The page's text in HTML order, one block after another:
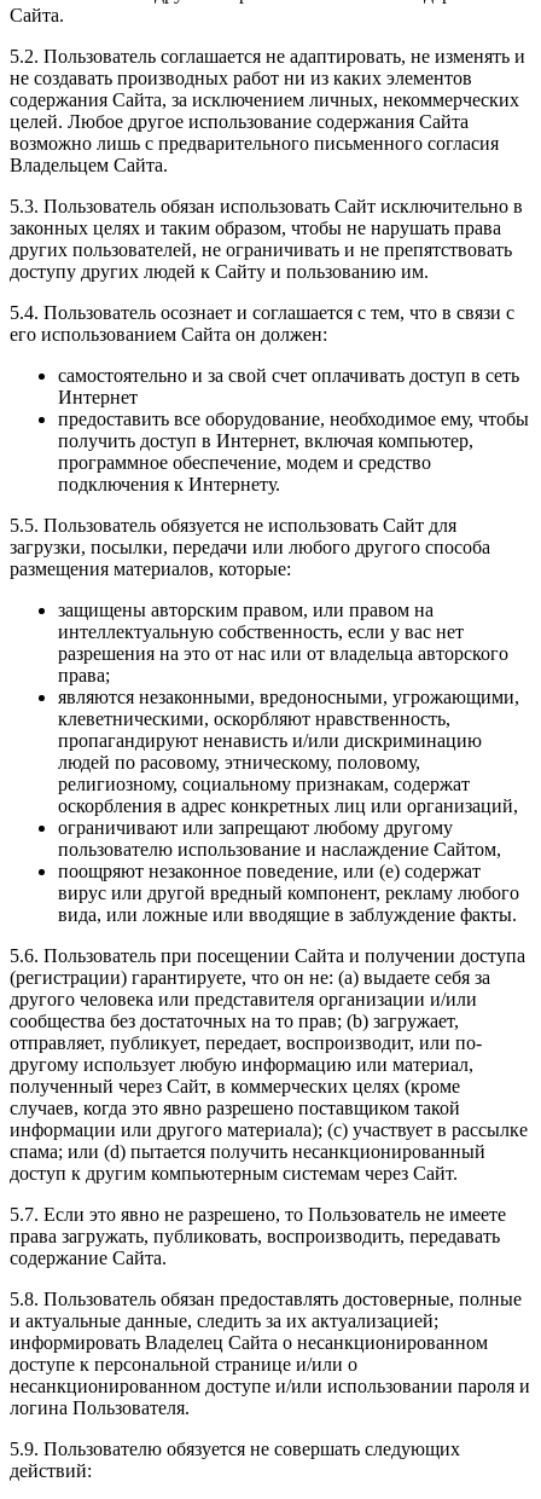
Сайта.
5.2. Пользователь соглашается не адаптировать, не изменять и
не создавать производных работ ни из каких элементов
содержания Сайта, за исключением личных, некоммерческих
целей. Любое другое использование содержания Сайта
возможно лишь с предварительного письменного согласия
Владельцем Сайта.
5.3. Пользователь обязан использовать Сайт исключительно в
законных целях и таким образом, чтобы не нарушать права
других пользователей, не ограничивать и не препятствовать
доступу других людей к Сайту и пользованию им.
5.4. Пользователь осознает и соглашается с тем, что в связи с
его использованием Сайта он должен:
самостоятельно и за свой счет оплачивать доступ в сеть
Интернет
предоставить все оборудование, необходимое ему, чтобы
получить доступ в Интернет, включая компьютер,
программное обеспечение, модем и средство
подключения к Интернету.
5.5. Пользователь обязуется не использовать Сайт для
загрузки, посылки, передачи или любого другого способа
размещения материалов, которые:
защищены авторским правом, или правом на
интеллектуальную собственность, если у вас нет
разрешения на это от нас или от владельца авторского
права;
являются незаконными, вредоносными, угрожающими,
клеветническими, оскорбляют нравственность,
пропагандируют ненависть и/или дискриминацию
людей по расовому, этническому, половому,
религиозному, социальному признакам, содержат
оскорбления в адрес конкретных лиц или организаций,
ограничивают или запрещают любому другому
пользователю использование и наслаждение Сайтом,
поощряют незаконное поведение, или (e) содержат
вирус или другой вредный компонент, рекламу любого
вида, или ложные или вводящие в заблуждение факты.
5.6. Пользователь при посещении Сайта и получении доступа
(регистрации) гарантируете, что он не: (a) выдаете себя за
другого человека или представителя организации и/или
сообщества без достаточных на то прав; (b) загружает,
отправляет, публикует, передает, воспроизводит, или по-
другому использует любую информацию или материал,
полученный через Сайт, в коммерческих целях (кроме
случаев, когда это явно разрешено поставщиком такой
информации или другого материала); (c) участвует в рассылке
спама; или (d) пытается получить несанкционированный
доступ к другим компьютерным системам через Сайт.
5.7. Если это явно не разрешено, то Пользователь не имеете
права загружать, публиковать, воспроизводить, передавать
содержание Сайта.
5.8. Пользователь обязан предоставлять достоверные, полные
и актуальные данные, следить за их актуализацией;
информировать Владелец Сайта о несанкционированном
доступе к персональной странице и/или о
несанкционированном доступе и/или использовании пароля и
логина Пользователя.
5.9. Пользователю обязуется не совершать следующих
действий: